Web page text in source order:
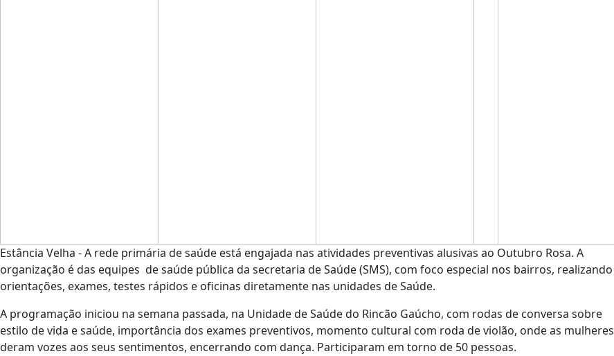
Estância Velha - A rede primária de saúde está engajada nas atividades preventivas alusivas ao Outubro Rosa. A
organização é das equipes de saúde pública da secretaria de Saúde (SMS), com foco especial nos bairros, realizando
orientações, exames, testes rápidos e oficinas diretamente nas unidades de Saúde.
A programação iniciou na semana passada, na Unidade de Saúde do Rincão Gaúcho, com rodas de conversa sobre
estilo de vida e saúde, importância dos exames preventivos, momento cultural com roda de violão, onde as mulheres
deram vozes aos seus sentimentos, encerrando com dança. Participaram em torno de 50 pessoas.